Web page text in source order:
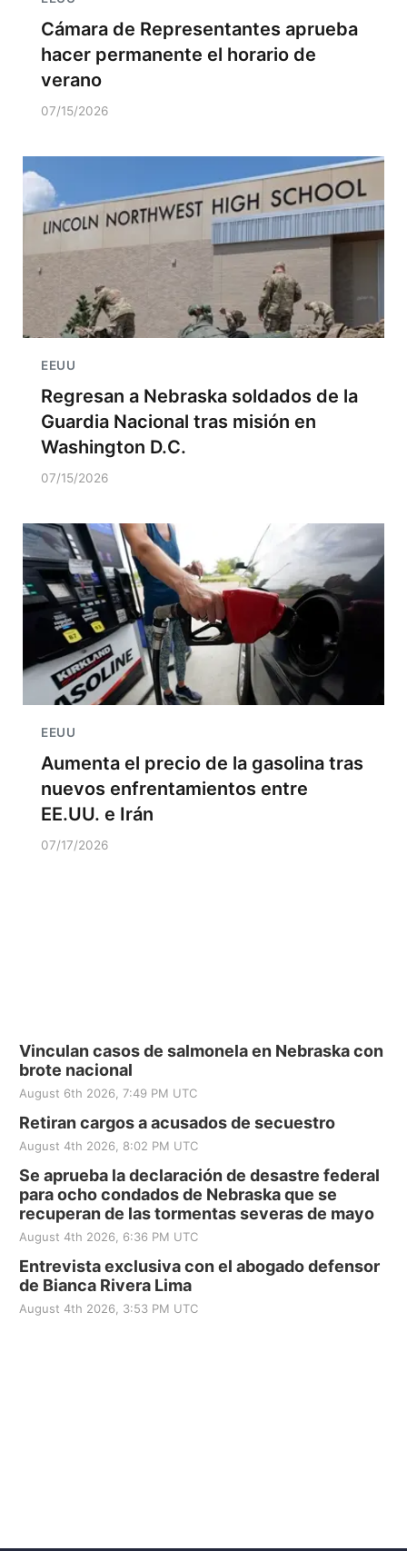
Cámara de Representantes aprueba
hacer permanente el horario de
verano
07/15/2026
EEUU
Regresan a Nebraska soldados de la
Guardia Nacional tras misión en
Washington D.C.
07/15/2026
EEUU
Aumenta el precio de la gasolina tras
nuevos enfrentamientos entre
EE.UU. e Irán
07/17/2026
Vinculan casos de salmonela en Nebraska con
brote nacional
August 6th 2026, 7:49 PM UTC
Retiran cargos a acusados de secuestro
August 4th 2026, 8:02 PM UTC
Se aprueba la declaración de desastre federal
para ocho condados de Nebraska que se
recuperan de las tormentas severas de mayo
August 4th 2026, 6:36 PM UTC
Entrevista exclusiva con el abogado defensor
de Bianca Rivera Lima
August 4th 2026, 3:53 PM UTC